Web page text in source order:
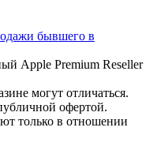
бывшего в
Apple Premium Reseller
могут отличаться.
офертой.
только в отношении